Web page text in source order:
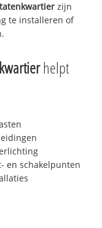
zijn
te installeren of
helpt
en schakelpunten